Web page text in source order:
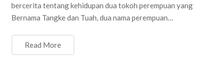
bercerita tentang kehidupan dua tokoh perempuan yang
Bernama Tangke dan Tuah, dua nama perempuan…
Read More